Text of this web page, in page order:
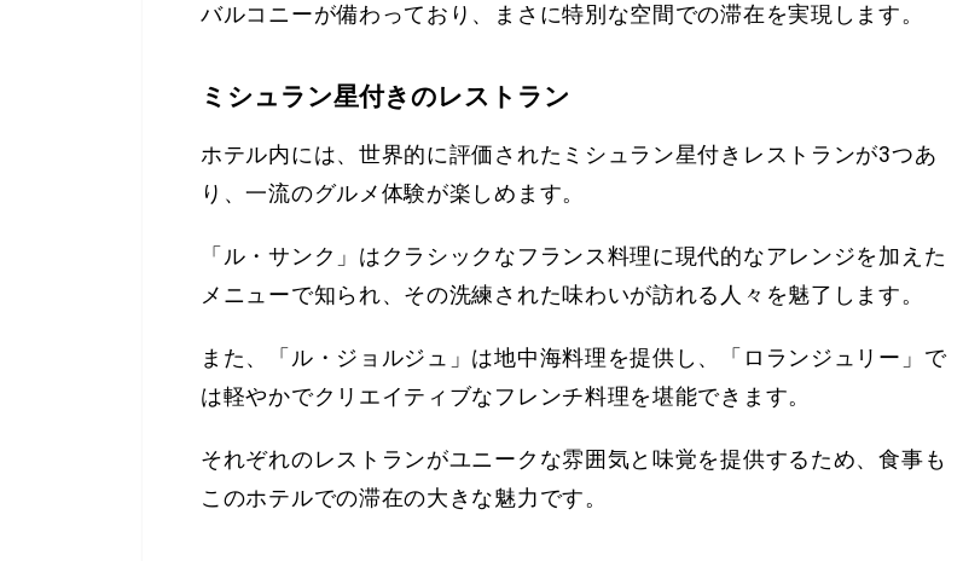
バルコニーが備わっており、まさに特別な空間での滞在を実現します。
ミシュラン星付きのレストラン
ホテル内には、世界的に評価されたミシュラン星付きレストランが3つあ
り、一流のグルメ体験が楽しめます。
「ル・サンク」はクラシックなフランス料理に現代的なアレンジを加えた
メニューで知られ、その洗練された味わいが訪れる人々を魅了します。
また、「ル・ジョルジュ」は地中海料理を提供し、「ロランジュリー」で
は軽やかでクリエイティブなフレンチ料理を堪能できます。
それぞれのレストランがユニークな雰囲気と味覚を提供するため、食事も
このホテルでの滞在の大きな魅力です。